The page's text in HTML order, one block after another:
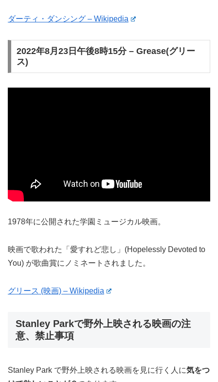
ダーティ・ダンシング – Wikipedia
2022年8月23日午後8時15分 – Grease(グリー
ス)
1978年に公開された学園ミュージカル映画。
映画で歌われた「愛すれど悲し」(Hopelessly Devoted to
You) が歌曲賞にノミネートされました。
グリース (映画) – Wikipedia
Stanley Parkで野外上映される映画の注
意、禁止事項
Stanley Park で野外上映される映画を見に行く人に気をつ